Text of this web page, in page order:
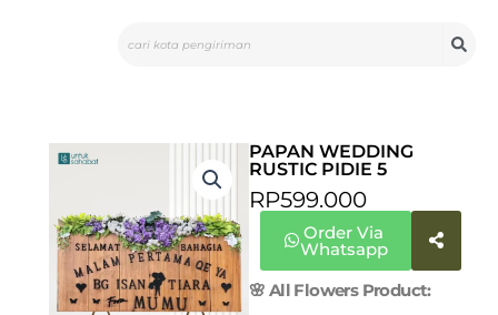
PAPAN WEDDING
RUSTIC PIDIE 5
RP599.000
Order Via
Whatsapp
🌸 All Flowers Product: